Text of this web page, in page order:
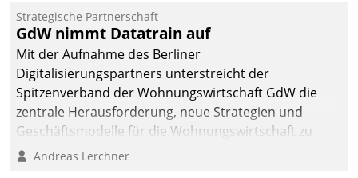
kommunale Wohnungsbauunternehmen daher
gemeinsam mit der Berliner Datatrain GmbH den
Teilprozess der Objektsanierung digitalisiert.
Strategische Partnerschaft
GdW nimmt Datatrain auf
Mit der Aufnahme des Berliner
Digitalisierungspartners unterstreicht der
Spitzenverband der Wohnungswirtschaft GdW die
zentrale Herausforderung, neue Strategien und
Geschäftsmodelle für die Wohnungswirtschaft zu
entwickeln.
Andreas Lerchner